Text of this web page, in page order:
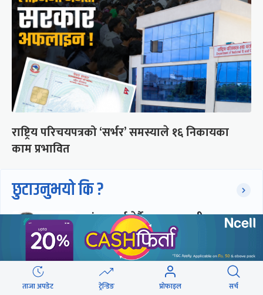
राष्ट्रिय परिचयपत्रको ‘सर्भर’ समस्याले १६ निकायका
काम प्रभावित
छुटाउनुभयो कि ?
संसद्लाई टेर्दैनन् प्रधानमन्त्री, लाचार
छन् सभामुख
‘अस्थायी प्रकृतिको अध्यादेशले ऐनको
ताजा अपडेट ट्रेन्डिङ प्रोफाइल सर्च